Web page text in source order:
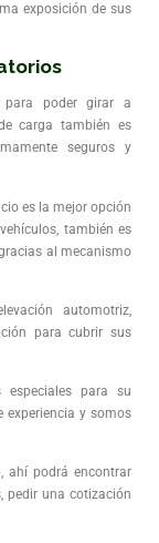
exposición de sus
para poder girar a
carga también es
seguros y
es la mejor opción
también es
al mecanismo
automotriz,
para cubrir sus
para su
experiencia y somos
ahí podrá encontrar
pedir una cotización